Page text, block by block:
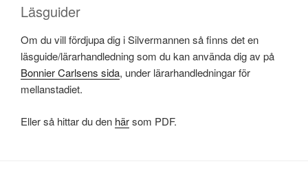
Läsguider
Om du vill fördjupa dig i Silvermannen så finns det en
läsguide/lärarhandledning som du kan använda dig av på
Bonnier Carlsens sida, under lärarhandledningar för
mellanstadiet.
Eller så hittar du den härsom PDF.